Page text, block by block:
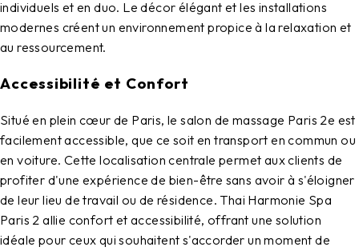
individuels et en duo. Le décor élégant et les installations
modernes créent un environnement propice à la relaxation et
au ressourcement.
Accessibilité et Confort
Situé en plein cœur de Paris, lesalon de massage Paris 2e est
facilement accessible, que ce soit en transport en commun ou
en voiture. Cette localisation centrale permet aux clients de
profiter d'une expérience de bien-être sans avoir à s'éloigner
de leur lieu de travail ou de résidence. Thai Harmonie Spa
Paris 2 allie confort et accessibilité, offrant une solution
idéale pour ceux qui souhaitent s'accorder un moment de